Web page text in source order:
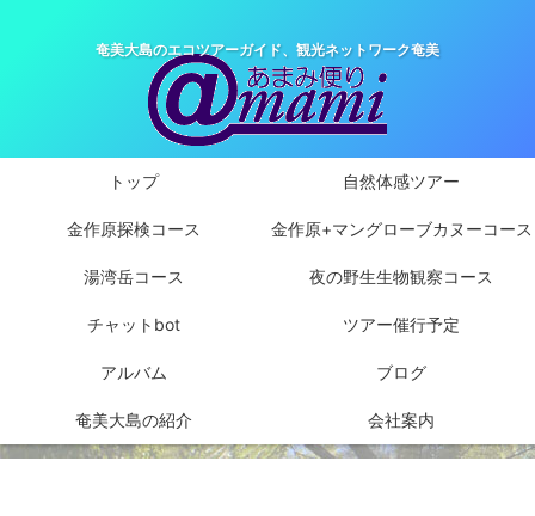
奄美大島のエコツアーガイド、観光ネットワーク奄美
トップ 自然体感ツアー
金作原探検コース 金作原+マングローブカヌーコース
湯湾岳コース 夜の野生生物観察コース
チャットbot ツアー催行予定
アルバム ブログ
奄美大島の紹介 会社案内